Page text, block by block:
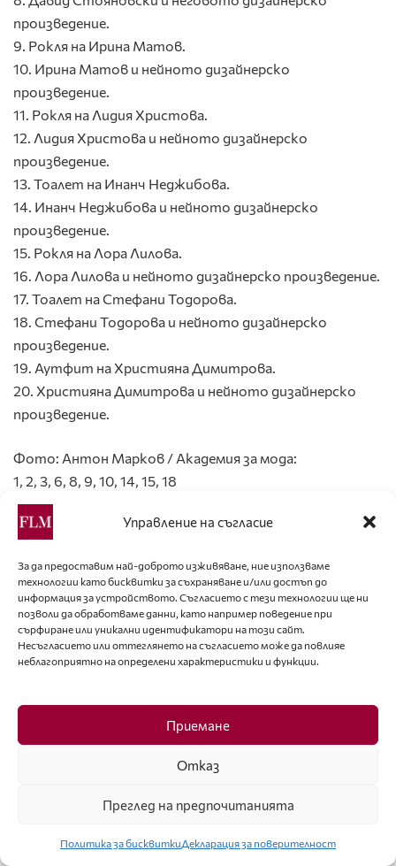
Управление на съгласие
За да предоставим най-доброто изживяване, ние използваме
технологии като бисквитки за съхраняване и/или достъп до
информация за устройството. Съгласието с тези технологии ще ни
позволи да обработваме данни, като например поведение при
сърфиране или уникални идентификатори на този сайт.
Несъгласието или оттеглянето на съгласието може да повлияе
неблагоприятно на определени характеристики и функции.
Приемане
Отказ
Преглед на предпочитанията
Политика за бисквиткиДекларация за поверителност
произведение.
9. Рокля на Ирина Матов.
10. Ирина Матов и нейното дизайнерско
произведение.
11. Рокля на Лидия Христова.
12. Лидия Христова и нейното дизайнерско
произведение.
13. Тоалет на Инанч Неджибова.
14. Инанч Неджибова и нейното дизайнерско
произведение.
15. Рокля на Лора Лилова.
16. Лора Лилова и нейното дизайнерско произведение.
17. Тоалет на Стефани Тодорова.
18. Стефани Тодорова и нейното дизайнерско
произведение.
19. Аутфит на Християна Димитрова.
20. Християна Димитрова и нейното дизайнерско
произведение.
Фото: Антон Марков / Академия за мода:
1, 2, 3, 6, 8, 9, 10, 14, 15, 18
Фото: Иван Коловос / Академия за мода:
4, 5, 7, 11, 12, 13, 16, 17, 19 и 20
Тагове: Брой 92
Вижтеоще